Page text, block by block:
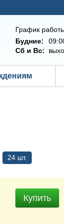
График
Будние:
Сб и Вс:
24 шт.
Купить